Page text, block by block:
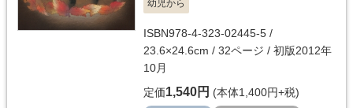
幼児から
ISBN978-4-323-02445-5 /
23.6×24.6cm / 32ページ / 初版2012年
10月
定価1,540円 (本体1,400円+税)